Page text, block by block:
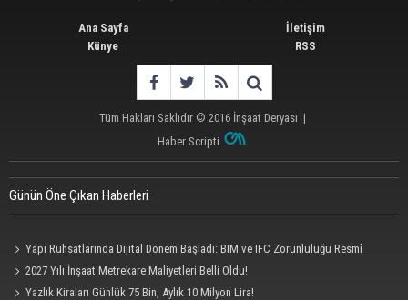
Ana Sayfa
Künye
İletişim
RSS
Tüm Hakları Saklıdır © 2016 İnşaat Deryası |
Haber Scripti
Günün Öne Çıkan Haberleri
Yapı Ruhsatlarında Dijital Dönem Başladı: BIM ve IFC Zorunluluğu Resmî
Gazete'de
2027 Yılı İnşaat Metrekare Maliyetleri Belli Oldu!
Yazlık Kiraları Günlük 75 Bin, Aylık 10 Milyon Lira!